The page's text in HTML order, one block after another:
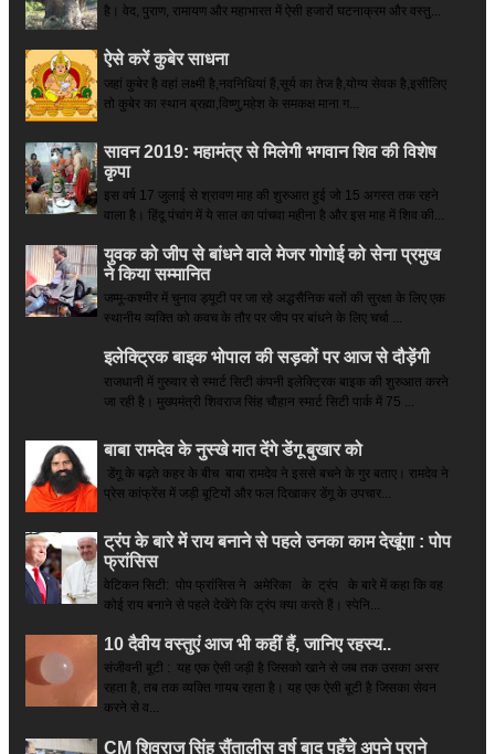
है। वेद, पुराण, रामायण और महाभारत में ऐसी हजारों घटनाक्रम और वस्तु...
ऐसे करें कुबेर साधना
जहां कुबेर है­ वहां लक्ष्मी है,नवनिधियां हैं,सूर्य का तेज है,योग्य सेवक है,इसीलिए
तो कुबेर का स्थान ब्रह्मा,विष्णु,महेश के समकक्ष माना ग...
सावन 2019: महामंत्र से मिलेगी भगवान शिव की विशेष
कृपा
इस वर्ष 17 जुलाई से श्रावण माह की शुरुआत हुई जो 15 अगस्त तक रहने
वाला है। हिंदू पंचांग में ये साल का पांचवा महीना है और इस माह में शिव की...
युवक को जीप से बांधने वाले मेजर गोगोई को सेना प्रमुख
ने किया सम्‍मानित
जम्मू-कश्मीर में चुनाव ड्यूटी पर जा रहे अद्धसैनिक बलों की सुरक्षा के लिए एक
स्थानीय व्यक्ति को कवच के तौर पर जीप पर बांधने के लिए चर्चा ...
इलेक्ट्रिक बाइक भोपाल की सड़कों पर आज से दौड़ेंगी
राजधानी में गुरुवार से स्मार्ट सिटी कंपनी इलेक्ट्रिक बाइक की शुरुआत करने
जा रही है। मुख्यमंत्री शिवराज सिंह चौहान स्मार्ट सिटी पार्क में 75 ...
बाबा रामदेव के नुस्खे मात देंगे डेंगू बुखार को
डेंगू के बढ़ते कहर के बीच बाबा रामदेव ने इससे बचने के गुर बताए। रामदेव ने
प्रेस कांफ्रेंस में जड़ी बूटियों और फल दिखाकर डेंगू के उपचार...
ट्रंप के बारे में राय बनाने से पहले उनका काम देखूंगा : पोप
फ्रांसिस
वेटिकन सिटी: पोप फ्रांसिस ने अमेरिका के ट्रंप के बारे में कहा कि वह
कोई राय बनाने से पहले देखेंगे कि ट्रंप क्या करते हैं। स्पेनि...
10 दैवीय वस्तुएं आज भी कहीं हैं, जानिए रहस्य..
संजीवनी बूटी : यह एक ऐसी जड़ी है जिसको खाने से जब तक उसका असर
रहता है, तब तक व्यक्ति गायब रहता है। यह एक ऐसी बूटी है जिसका सेवन
करने से व...
CM शिवराज सिंह सैंतालीस वर्ष बाद पहुँचे अपने पुराने